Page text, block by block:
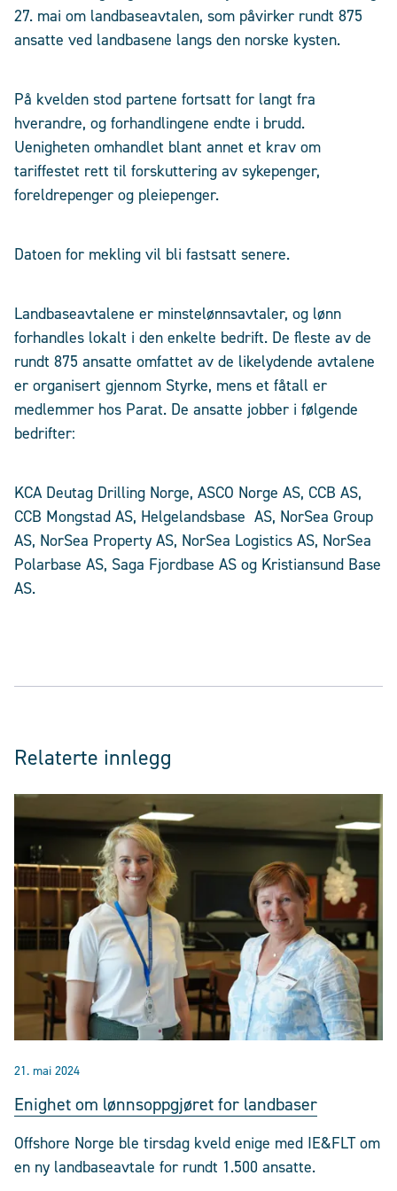
27. mai om landbaseavtalen, som påvirker rundt 875
ansatte ved landbasene langs den norske kysten.
På kvelden stod partene fortsatt for langt fra
hverandre, og forhandlingene endte i brudd.
Uenigheten omhandlet blant annet et krav om
tariffestet rett til forskuttering av sykepenger,
foreldrepenger og pleiepenger.
Datoen for mekling vil bli fastsatt senere.
Landbaseavtalene er minstelønnsavtaler, og lønn
forhandles lokalt i den enkelte bedrift. De fleste av de
rundt 875 ansatte omfattet av de likelydende avtalene
er organisert gjennom Styrke, mens et fåtall er
medlemmer hos Parat. De ansatte jobber i følgende
bedrifter:
KCA Deutag Drilling Norge, ASCO Norge AS, CCB AS,
CCB Mongstad AS, Helgelandsbase AS, NorSea Group
AS, NorSea Property AS, NorSea Logistics AS, NorSea
Polarbase AS, Saga Fjordbase AS og Kristiansund Base
AS.
Relaterte innlegg
21. mai 2024
Enighet om lønnsoppgjøret for landbaser
Offshore Norge ble tirsdag kveld enige med IE&FLT om
en ny landbaseavtale for rundt 1.500 ansatte.